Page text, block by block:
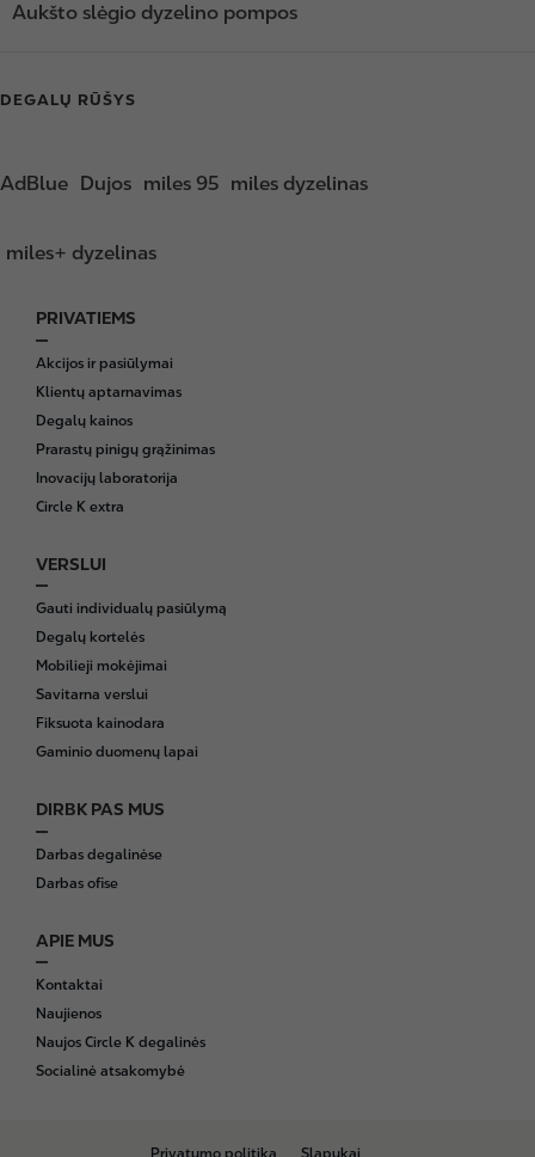
Aukšto slėgio dyzelino pompos
DEGALŲ RŪŠYS
AdBlue Dujos miles 95 miles dyzelinas
miles+ dyzelinas
F
o
o
t
e
r
PRIVATIEMS
Akcijos ir pasiūlymai
Klientų aptarnavimas
Degalų kainos
Prarastų pinigų grąžinimas
Inovacijų laboratorija
Circle K extra
VERSLUI
Gauti individualų pasiūlymą
Degalų kortelės
Mobilieji mokėjimai
Savitarna verslui
Fiksuota kainodara
Gaminio duomenų lapai
DIRBK PAS MUS
Darbas degalinėse
Darbas ofise
APIE MUS
Kontaktai
Naujienos
Naujos Circle K degalinės
Socialinė atsakomybė